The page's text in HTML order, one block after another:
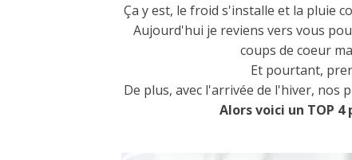
Ça y est, le froid s'installe et la pluie
Aujourd'hui je reviens vers vous
coups de coeur
Et pourtant,
De plus, avec l'arrivée de l'hiver, nos
Alors voici un TOP